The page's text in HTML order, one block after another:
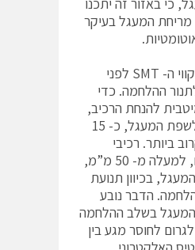
מריחת המעגל בעיקר
רכיב זה מורכב בקווי ה- SMT לפני
ההלחמה. כדי
להנחת הרכיב,
יש למקמו קרוב לשפת המעגל, כ- 15
ביותר. רכיבי
MICTOR ארוכים, למעלה מ- 50 מ”מ,
בכיוון תנועת
הדבר נובע
בשלב ההלחמה
לחוסר מגע בין